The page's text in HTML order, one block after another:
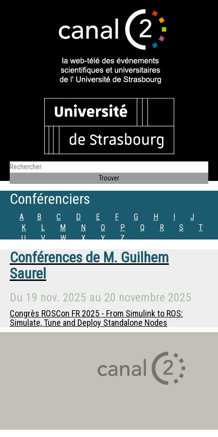
Conférenciers
A B C D E F G H I
J
K
L M N O P Q R S
T
U
V W X Y Z
Conférences de M. Guilhem
Saurel
Du 19 nov. 2025 au 20 novembre 2025
Congrès ROSCon FR 2025 - From Simulink to ROS:
Simulate, Tune and Deploy Standalone Nodes